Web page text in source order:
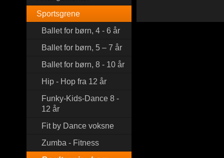
Sportsgrene
Ballet for børn, 4 - 6 år
Ballet for børn, 5 – 7 år
Ballet for børn, 8 - 10 år
Hip - Hop fra 12 år
Funky-Kids-Dance 8 -
12 år
Fit by Dance voksne
Zumba - Fitness